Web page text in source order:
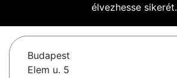
élvezhesse sikerét.
Budapest
Elem u. 5